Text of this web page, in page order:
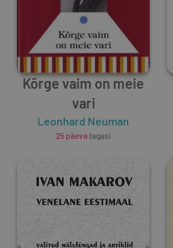
Kõrge vaim on meie
vari
Leonhard Neuman
25 päevatagasi